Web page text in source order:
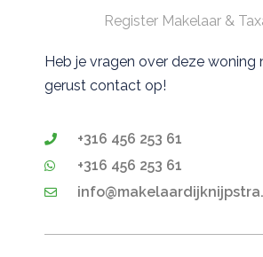
Register Makelaar &
Heb je vragen over deze woning
gerust contact op!
+316 456 253 61
+316 456 253 61